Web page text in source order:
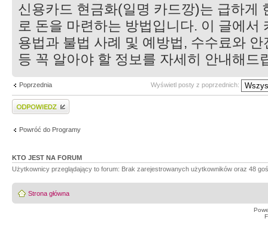
신용카드 현금화(일명 카드깡)는 급하게
로 돈을 마련하는 방법입니다. 이 글에서
용법과 불법 사례 및 예방법, 수수료와
등 꼭 알아야 할 정보를 자세히 안내해드
Poprzednia Wyświetl posty z poprzednich:
Wyślij odpowiedź
Powróć do Programy
KTO JEST NA FORUM
Użytkownicy przeglądający to forum: Brak zarejestrowanych użytkowników oraz 48
Strona główna